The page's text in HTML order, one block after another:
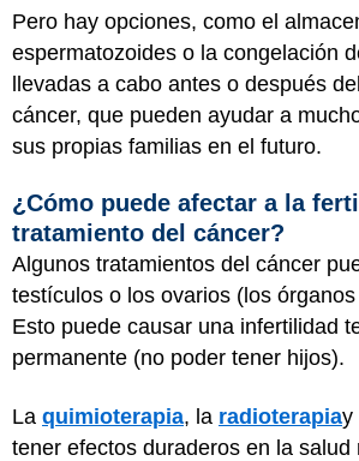
Pero hay opciones, como el
espermatozoides o la congelación
llevadas a cabo antes o después
cáncer, que pueden ayudar a
sus propias familias en el futuro.
¿Cómo puede afectar a la
tratamiento del cáncer?
Algunos tratamientos del cáncer
testículos o los ovarios (los
Esto puede causar una infertilidad
permanente (no poder tener hijos).
La quimioterapia, la radioterapiay
tener efectos duraderos en la salud